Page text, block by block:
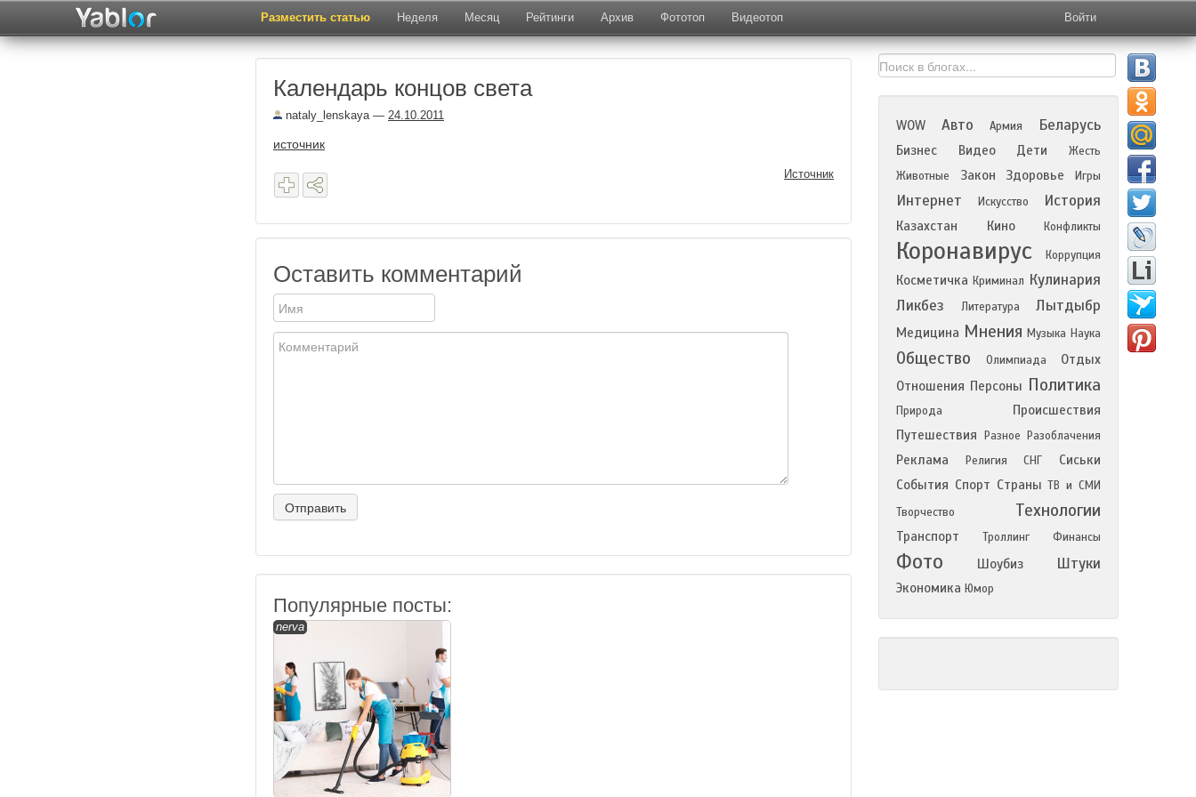
Разместить статью Неделя Месяц Рейтинги Архив Фототоп Видеотоп Войти
Календарь концов света
nataly_lenskaya— 24.10.2011
источник
Источник
Оставить комментарий
Популярные посты:
nerva
WOW Авто Армия Беларусь
Бизнес Видео Дети
Жесть
Животные
Закон Здоровье Игры
Интернет Искусство История
Казахстан Кино Конфликты
Коронавирус Коррупция
Косметичка Криминал Кулинария
Ликбез
Литература Лытдыбр
Медицина Мнения Музыка Наука
Общество Олимпиада
Отдых
Отношения Персоны Политика
Природа
Происшествия
Путешествия
Разное Разоблачения
Реклама Религия СНГ
Сиськи
События Спорт Страны ТВ и СМИ
Творчество
Технологии
Транспорт Троллинг Финансы
Фото Шоубиз Штуки
Экономика Юмор